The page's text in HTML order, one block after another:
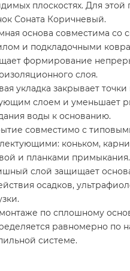
плоскостях. Для этой
Соната Коричневый.
основа совместима со
и подкладочными
формирование
слоя.
укладка закрывает
слоем и уменьшает
воды к основанию.
совместимо с
коньком,
и планками примыкания.
слой защищает
осадков,
по сплошному
равномерно по
системе.